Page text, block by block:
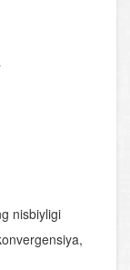
nisbiyligi